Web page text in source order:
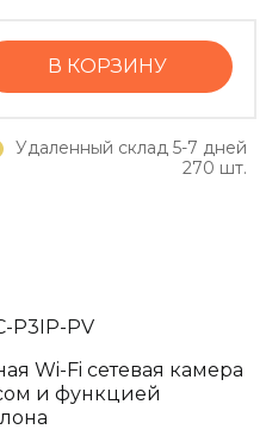
В КОРЗИНУ
Удаленный склад 5-7 дней
270 шт.
P3IP-PV
Wi-Fi сетевая камера
и функцией